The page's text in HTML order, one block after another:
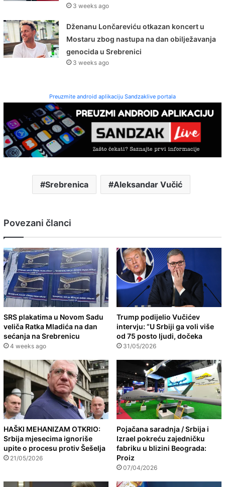
3 weeks ago
Dženanu Lončareviću otkazan koncert u
Mostaru zbog nastupa na dan obilježavanja
genocida u Srebrenici
3 weeks ago
Preuzmite android aplikaciju Sandzaklive portala
Srebrenica Aleksandar Vučić
Povezani članci
SRS plakatima u Novom Sadu
veliča Ratka Mladića na dan
sećanja na Srebrenicu
4 weeks ago
Trump podijelio Vučićev
intervju: “U Srbiji ga voli više
od 75 posto ljudi, dočeka
31/05/2026
HAŠKI MEHANIZAM OTKRIO:
Srbija mjesecima ignoriše
upite o procesu protiv Šešelja
21/05/2026
Pojačana saradnja / Srbija i
Izrael pokreću zajedničku
fabriku u blizini Beograda:
Proiz
07/04/2026